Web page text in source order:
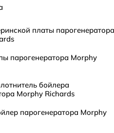
платы парогенератора
парогенератора Morphy
бойлера
Morphy Richards
парогенератора Morphy